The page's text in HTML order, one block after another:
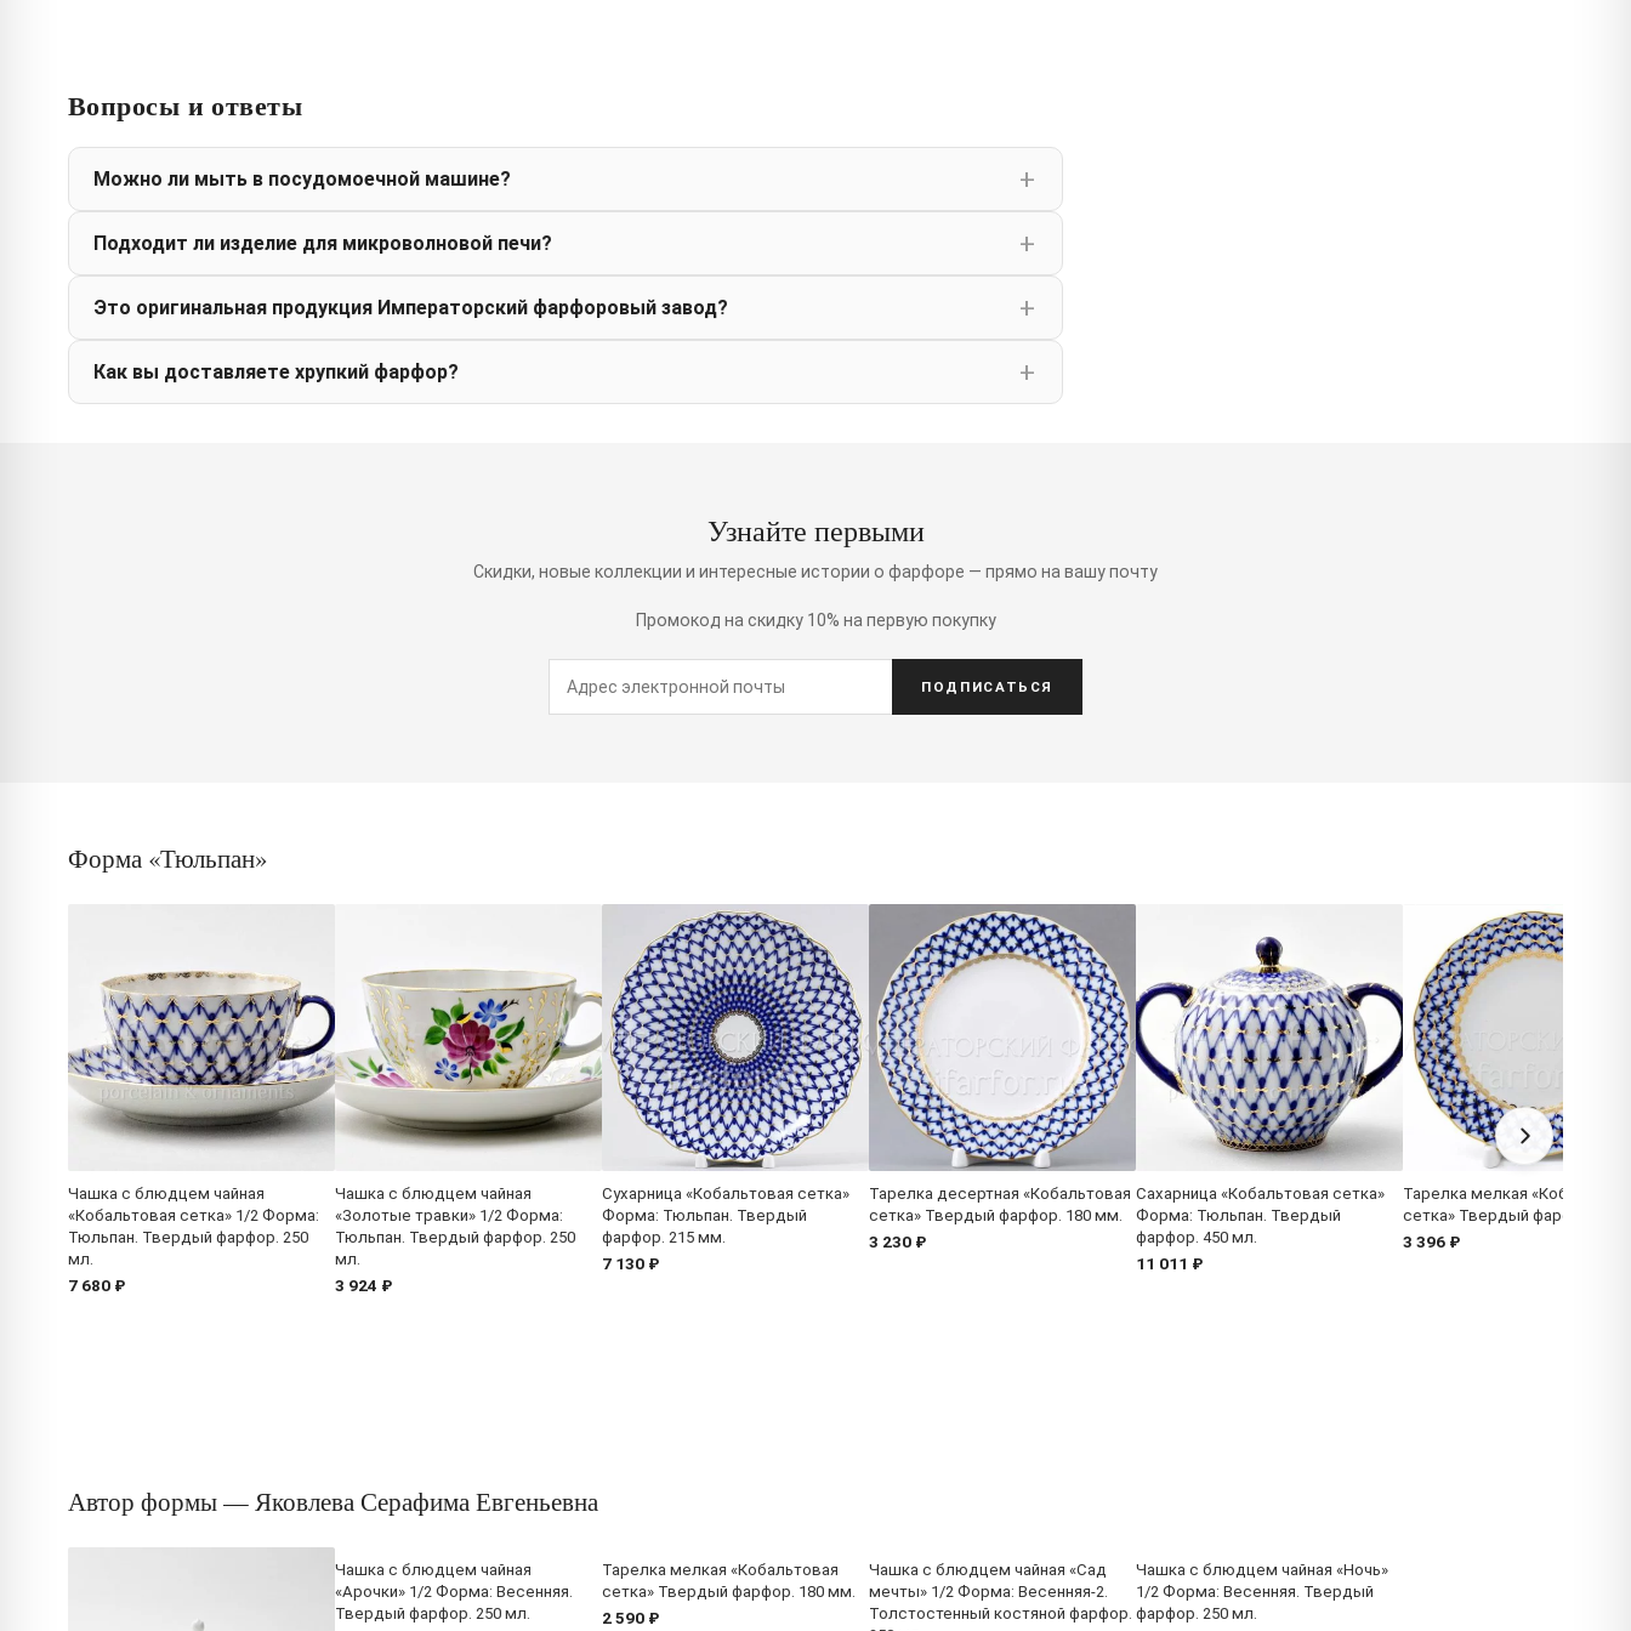
Вопросы и ответы
Можно ли мыть в посудомоечной машине?
Подходит ли изделие для микроволновой печи?
Это оригинальная продукция Императорский фарфоровый завод?
Как вы доставляете хрупкий фарфор?
Узнайте первыми
Скидки, новые коллекции и интересные истории о фарфоре — прямо на вашу почту
Промокод на скидку 10% на первую покупку
ПОДПИСАТЬСЯ
Форма «Тюльпан»
Чашка с блюдцем чайная
«Кобальтовая сетка» 1/2 Форма:
Тюльпан. Твердый фарфор. 250
мл.
7 680 ₽
Чашка с блюдцем чайная
«Золотые травки» 1/2 Форма:
Тюльпан. Твердый фарфор. 250
мл.
3 924 ₽
Сухарница «Кобальтовая сетка»
Форма: Тюльпан. Твердый
фарфор. 215 мм.
7 130 ₽
Тарелка десертная «Кобальтовая
сетка» Твердый фарфор. 180 мм.
3 230 ₽
Сахарница «Кобальтовая сетка»
Форма: Тюльпан. Твердый
фарфор. 450 мл.
11 011 ₽
Тарелка мелкая
сетка» Твердый фарфор.
3 396 ₽
Автор формы — Яковлева Серафима Евгеньевна
Чашка с блюдцем чайная
«Арочки» 1/2 Форма: Весенняя.
Твердый фарфор. 250 мл.
Тарелка мелкая «Кобальтовая
сетка» Твердый фарфор. 180 мм.
2 590 ₽
Чашка с блюдцем чайная «Сад
мечты» 1/2 Форма: Весенняя-2.
Толстостенный костяной фарфор.
Чашка с блюдцем чайная «Ночь»
1/2 Форма: Весенняя. Твердый
фарфор. 250 мл.